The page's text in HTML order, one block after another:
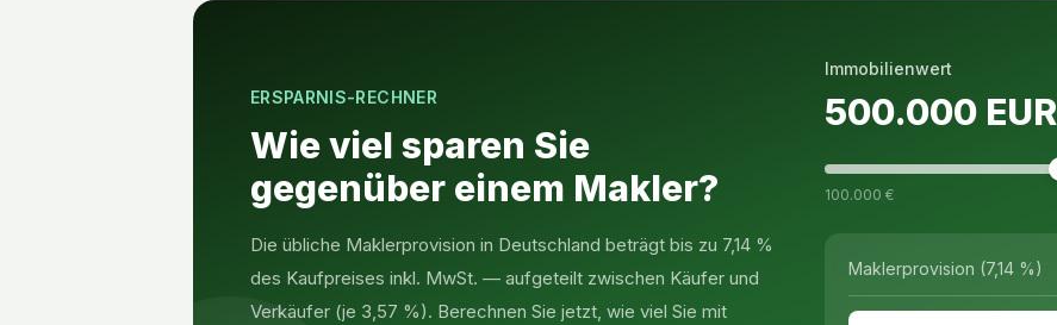
ERSPARNIS-RECHNER
Wie viel sparen Sie
gegenüber einem Makler?
Die übliche Maklerprovision in Deutschland beträgt bis zu 7,14 %
des Kaufpreises inkl. MwSt. — aufgeteilt zwischen Käufer und
Verkäufer (je 3,57 %). Berechnen Sie jetzt, wie viel Sie mit
Immobilienwert
500.000 EUR
100.000 €
Maklerprovision (7,14 %)